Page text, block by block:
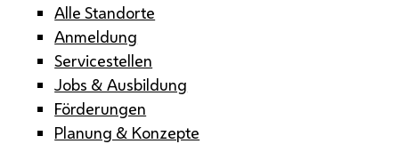
Alle Standorte
Anmeldung
Servicestellen
Jobs & Ausbildung
Förderungen
Planung & Konzepte